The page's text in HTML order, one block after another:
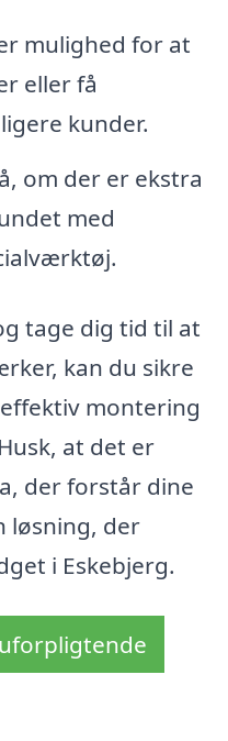
mulighed for at
eller få
kunder.
om der er ekstra
med
tage dig tid til at
kan du sikre
montering
at det er
der forstår dine
løsning, der
i Eskebjerg.